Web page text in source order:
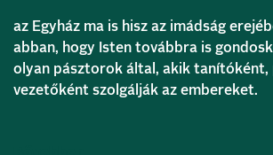
az Egyház ma is hisz az imádság
abban, hogy Isten továbbra is
olyan pásztorok által, akik tanítóként,
vezetőként szolgálják az embereket.